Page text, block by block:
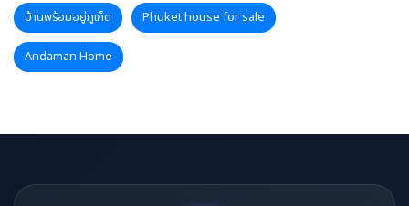
บ้านพร้อมอยู่ภูเก็ต Phuket house for sale
Andaman Home